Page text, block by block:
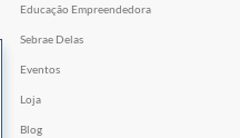
Educação Empreendedora
Sebrae Delas
Eventos
Loja
Blog